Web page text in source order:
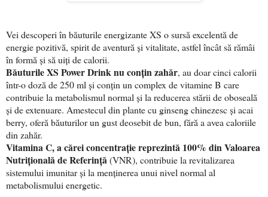
Vei descoperi în băuturile energizante XS o sursă excelentă de
energie pozitivă, spirit de aventură și vitalitate, astfel încât să rămâi
în formă și să uiți de calorii.
Băuturile XS Power Drink nu conțin zahăr, au doar cinci calorii
într-o doză de 250 ml și conțin un complex de vitamine B care
contribuie la metabolismul normal și la reducerea stării de oboseală
și de extenuare. Amestecul din plante cu ginseng chinezesc și acai
berry, oferă băuturilor un gust deosebit de bun, fără a avea caloriile
din zahăr.
Vitamina C, a cărei concentrație reprezintă 100% din Valoarea
Nutrițională de Referință(VNR), contribuie la revitalizarea
sistemului imunitar și la menținerea unui nivel normal al
metabolismului energetic.